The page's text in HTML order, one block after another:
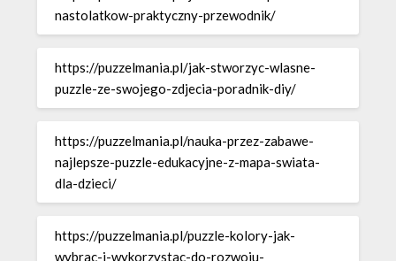
nastolatkow-praktyczny-przewodnik/
https://puzzelmania.pl/jak-stworzyc-wlasne-
puzzle-ze-swojego-zdjecia-poradnik-diy/
https://puzzelmania.pl/nauka-przez-zabawe-
najlepsze-puzzle-edukacyjne-z-mapa-swiata-
dla-dzieci/
https://puzzelmania.pl/puzzle-kolory-jak-
wybrac-i-wykorzystac-do-rozwoju-